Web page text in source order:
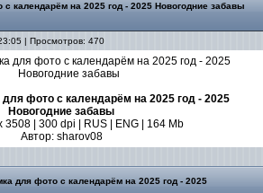
календарём на 2025 год - 2025 Новогодние забавы
| Просмотров: 470
фото с календарём на 2025 год - 2025
Новогодние забавы
3508 | 300 dpi | RUS | ENG | 164 Mb
Автор: sharov08
для фото с календарём на 2025 год - 2025